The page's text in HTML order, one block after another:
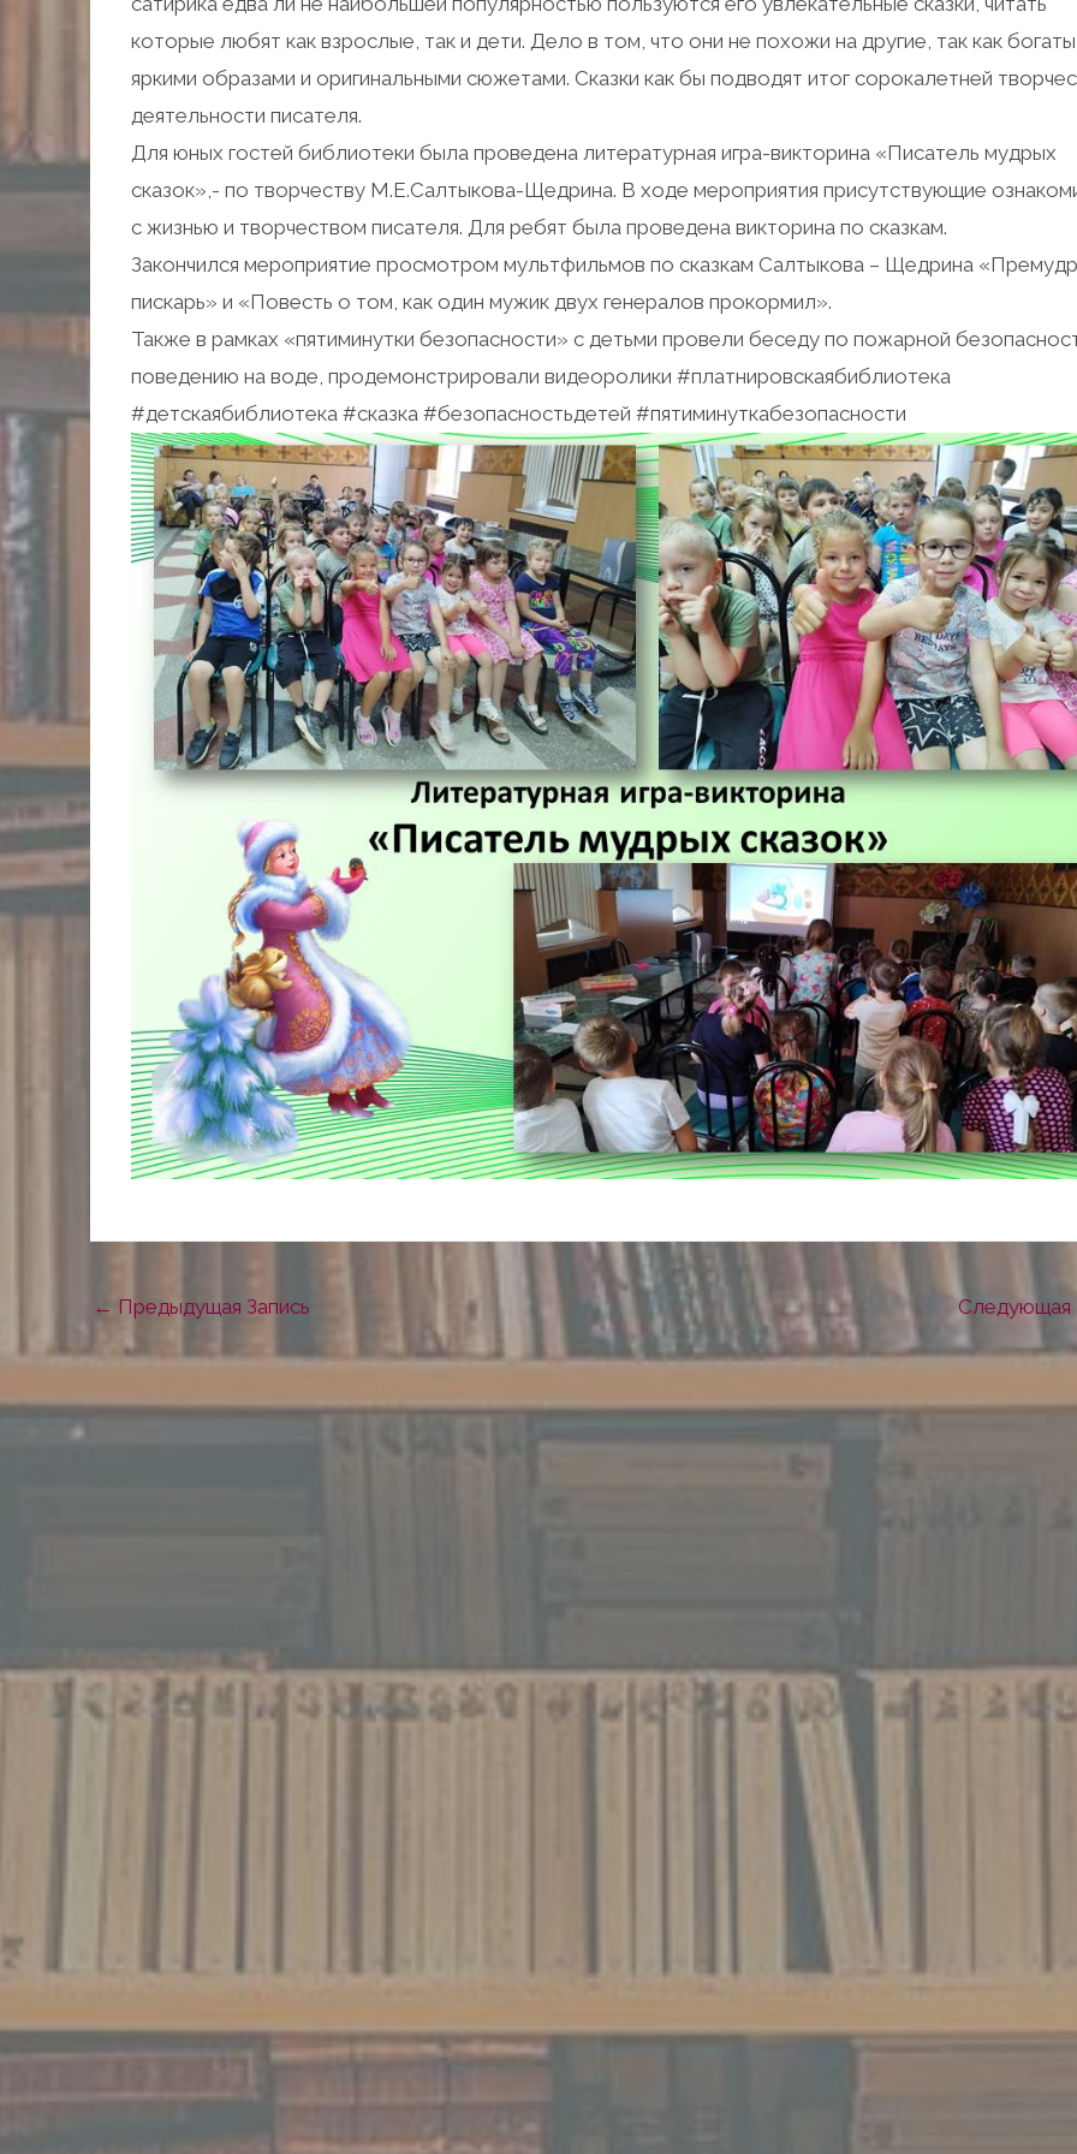
которые любят как взрослые, так и дети. Дело в том, что они не похожи на другие, так как богаты
яркими образами и оригинальными сюжетами. Сказки как бы подводят итог сорокалетней
деятельности писателя.
Для юных гостей библиотеки была проведена литературная игра-викторина «Писатель мудрых
сказок»,- по творчеству М.Е.Салтыкова-Щедрина. В ходе мероприятия присутствующие
с жизнью и творчеством писателя. Для ребят была проведена викторина по сказкам.
Закончился мероприятие просмотром мультфильмов по сказкам Салтыкова – Щедрина
пискарь» и «Повесть о том, как один мужик двух генералов прокормил».
Также в рамках «пятиминутки безопасности» с детьми провели беседу по пожарной
поведению на воде, продемонстрировали видеоролики #платнировскаябиблиотека
#детскаябиблиотека #сказка #безопасностьдетей #пятиминуткабезопасности
← Предыдущая Запись Следующая